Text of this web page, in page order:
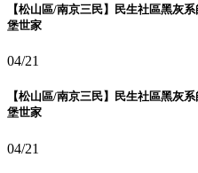
【松山區/南京三民】民生社區黑灰
堡世家
04/21
【松山區/南京三民】民生社區黑灰
堡世家
04/21